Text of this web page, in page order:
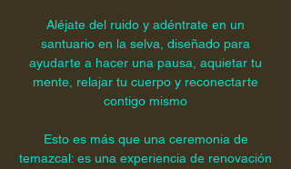
Aléjate del ruido y adéntrate en un
santuario en la selva, diseñado para
ayudarte a hacer una pausa, aquietar tu
mente, relajar tu cuerpo y reconectarte
contigo mismo
Esto es más que una ceremonia de
temazcal: es una experiencia de renovación